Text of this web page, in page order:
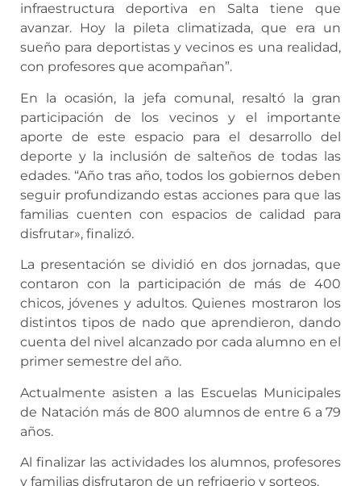
infraestructura deportiva en Salta tiene que
avanzar. Hoy la pileta climatizada, que era un
sueño para deportistas y vecinos es una realidad,
con profesores que acompañan”.
En la ocasión, la jefa comunal, resaltó la gran
participación de los vecinos y el importante
aporte de este espacio para el desarrollo del
deporte y la inclusión de salteños de todas las
edades. “Año tras año, todos los gobiernos deben
seguir profundizando estas acciones para que las
familias cuenten con espacios de calidad para
disfrutar», finalizó.
La presentación se dividió en dos jornadas, que
contaron con la participación de más de 400
chicos, jóvenes y adultos. Quienes mostraron los
distintos tipos de nado que aprendieron, dando
cuenta del nivel alcanzado por cada alumno en el
primer semestre del año.
Actualmente asisten a las Escuelas Municipales
de Natación más de 800 alumnos de entre 6 a 79
años.
Al finalizar las actividades los alumnos, profesores
y familias disfrutaron de un refrigerio y sorteos.